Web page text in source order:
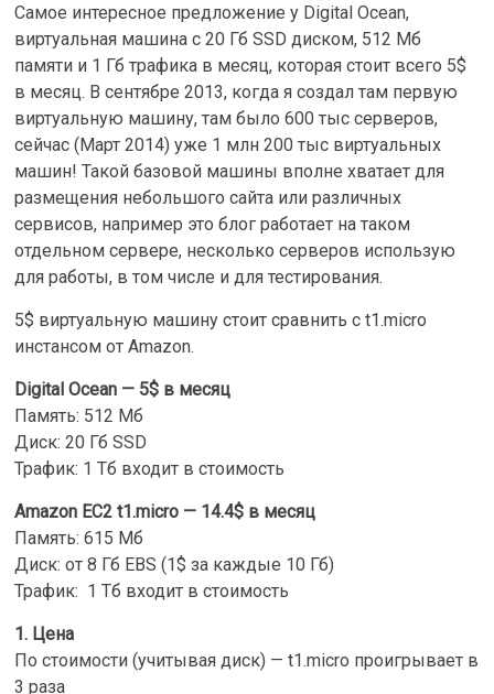
Самое интересное предложение у Digital Ocean,
виртуальная машина с 20 Гб SSD диском, 512 Мб
памяти и 1 Гб трафика в месяц, которая стоит всего 5$
в месяц. В сентябре 2013, когда я создал там первую
виртуальную машину, там было 600 тыс серверов,
сейчас (Март 2014) уже 1 млн 200 тыс виртуальных
машин! Такой базовой машины вполне хватает для
размещения небольшого сайта или различных
сервисов, например это блог работает на таком
отдельном сервере, несколько серверов использую
для работы, в том числе и для тестирования.
5$ виртуальную машину стоит сравнить с t1.micro
инстансом от Amazon.
Digital Ocean — 5$ в месяц
Память: 512 Мб
Диск: 20 Гб SSD
Трафик: 1 Tб входит в стоимость
Amazon EC2 t1.micro — 14.4$ в месяц
Память: 615 Мб
Диск: от 8 Гб EBS (1$ за каждые 10 Гб)
Трафик: 1 Tб входит в стоимость
1. Цена
По стоимости (учитывая диск) — t1.micro проигрывает в
3 раза